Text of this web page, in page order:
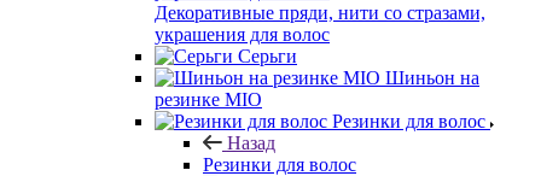
Декоративные пряди, нити со стразами,
украшения для волос
Серьги
Шиньон на
резинке MIO
Резинки для волос
Назад
Резинки для волос